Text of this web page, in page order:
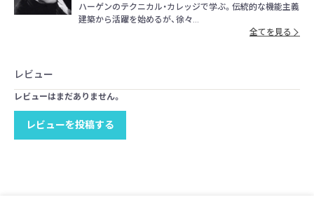
ハーゲンのテクニカル・カレッジで学ぶ。伝統的な機能主義
建築から活躍を始めるが、徐々...
全てを見る
レビュー
レビューはまだありません。
レビューを投稿する